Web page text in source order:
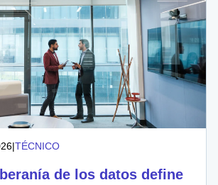
|TÉCNICO
de los datos define